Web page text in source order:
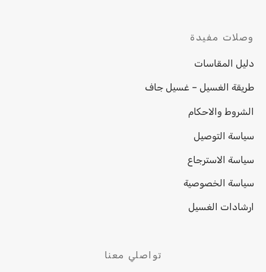
وصلات مفيدة
دليل المقاسات
طريقة الغسيل – غسيل جاف
الشروط والاحكام
سياسة التوصيل
سياسة الاسترجاع
سياسة الخصوصية
ارشادات الغسيل
تواصلي معنا